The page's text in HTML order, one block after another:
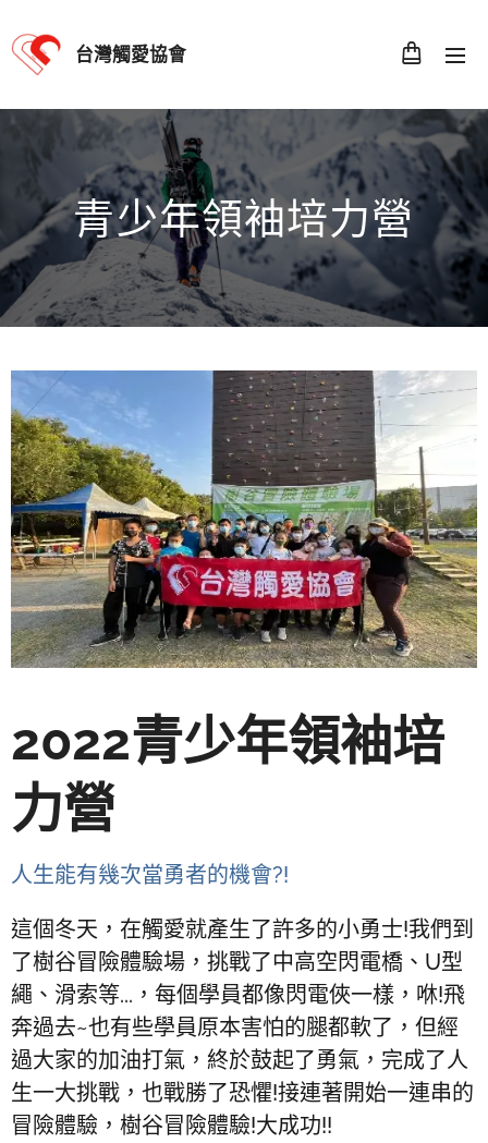
台灣觸愛協會
青少年領袖培力營
2022青少年領袖培
力營
人生能有幾次當勇者的機會?!
這個冬天，在觸愛就產生了許多的小勇士!我們到
了樹谷冒險體驗場，挑戰了中高空閃電橋、U型
繩、滑索等...，每個學員都像閃電俠一樣，咻!飛
奔過去~也有些學員原本害怕的腿都軟了，但經
過大家的加油打氣，終於鼓起了勇氣，完成了人
生一大挑戰，也戰勝了恐懼!接連著開始一連串的
冒險體驗，樹谷冒險體驗!大成功!!